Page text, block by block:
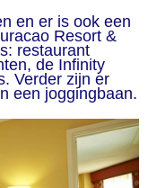
en er is ook een
Resort &
restaurant
de Infinity
Verder zijn er
een joggingbaan.